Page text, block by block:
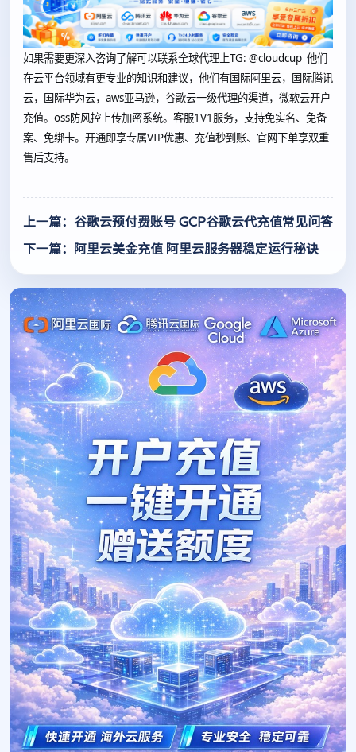
如果需要更深入咨询了解可以联系全球代理上TG: @cloudcup 他们
在云平台领域有更专业的知识和建议，他们有国际阿里云，国际腾讯
云，国际华为云，aws亚马逊，谷歌云一级代理的渠道，微软云开户
充值。oss防风控上传加密系统。客服1V1服务，支持免实名、免备
案、免绑卡。开通即享专属VIP优惠、充值秒到账、官网下单享双重
售后支持。
上一篇：谷歌云预付费账号 GCP谷歌云代充值常见问答
下一篇：阿里云美金充值 阿里云服务器稳定运行秘诀